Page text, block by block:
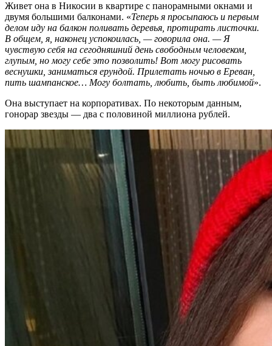
Живет она в Никосии в квартире с панорамными окнами и
двумя большими балконами. «Теперь я просыпаюсь и первым
делом иду на балкон поливать деревья, протирать листочки.
В общем, я, наконец успокоилась, — говорила она. — Я
чувствую себя на сегодняшний день свободным человеком,
глупым, но могу себе это позволить! Вот могу рисовать
веснушки, заниматься ерундой. Прилетать ночью в Ереван,
пить шампанское… Могу болтать, любить, быть любимой».
Она выступает на корпоративах. По некоторым данным,
гонорар звезды — два с половиной миллиона рублей.